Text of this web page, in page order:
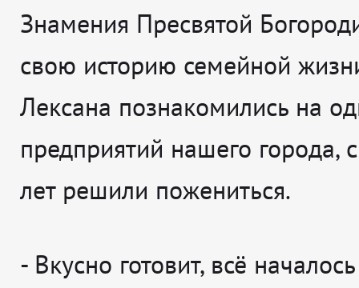
Знамения Пресвятой
свою историю семейной
Лексана познакомились на
предприятий нашего города,
лет решили пожениться.
- Вкусно готовит, всё